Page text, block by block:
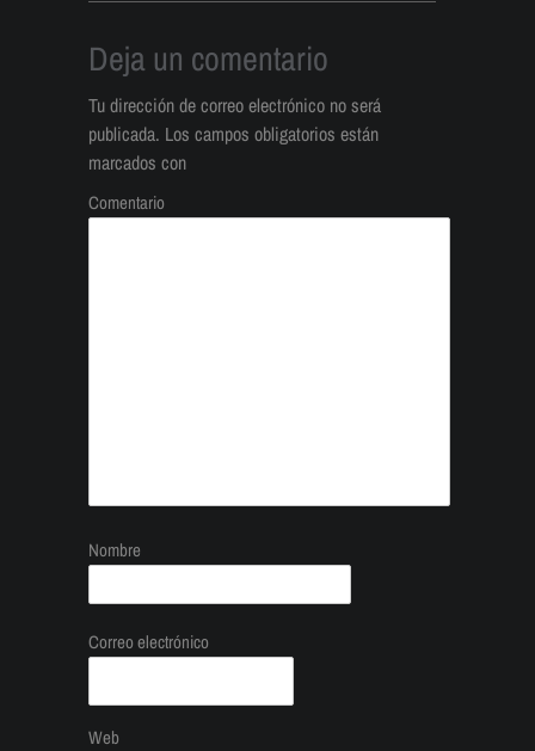
Deja un comentario
Tu dirección de correo electrónico no será
publicada. Los campos obligatorios están
marcados con
Comentario
Nombre
Correo electrónico
Web